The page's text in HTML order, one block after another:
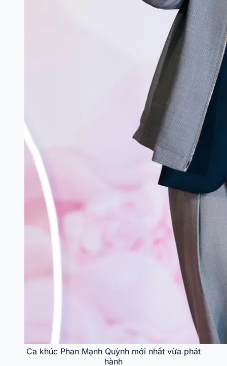
Ca khúc Phan Mạnh Quỳnh mới nhất vừa phát
hành